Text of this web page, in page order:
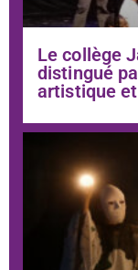
Le collège
distingué
artistique